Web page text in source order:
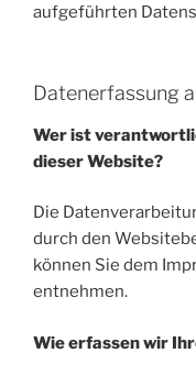
aufgeführten
Datenerfassung
Wer ist
dieser Website?
Die
durch den
können Sie dem
entnehmen.
Wie erfassen wir